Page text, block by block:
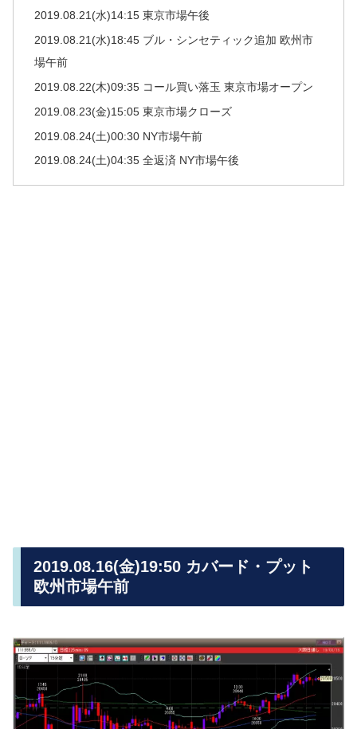
2019.08.21(水)14:15 東京市場午後
2019.08.21(水)18:45 ブル・シンセティック追加 欧州市
場午前
2019.08.22(木)09:35 コール買い落玉 東京市場オープン
2019.08.23(金)15:05 東京市場クローズ
2019.08.24(土)00:30 NY市場午前
2019.08.24(土)04:35 全返済 NY市場午後
2019.08.16(金)19:50 カバード・プット
欧州市場午前